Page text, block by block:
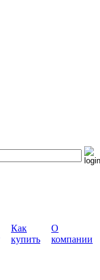
Как
купить
О
компании